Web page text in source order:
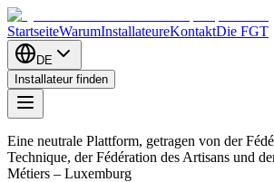
StartseiteWarumInstallateureKontaktDie FGT
DE
Installateur finden
Eine neutrale Plattform, getragen von der
Technique, der Fédération des Artisans und
Métiers – Luxemburg